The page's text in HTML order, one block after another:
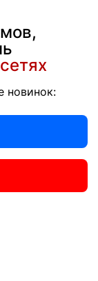
новинок: